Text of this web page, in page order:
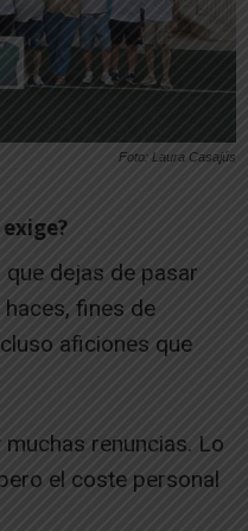
Foto: Laura Casajús
dejas de pasar
fines de
aficiones que
renuncias. Lo
el coste personal